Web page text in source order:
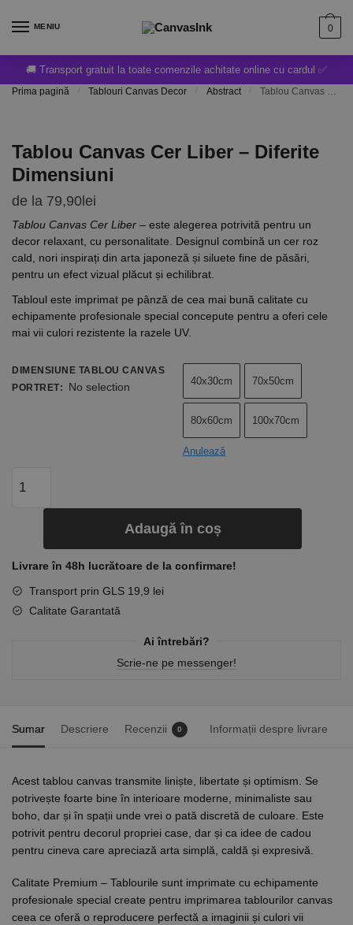
MENIU 0
🚚 Transport gratuit la toate comenzile achitate online cu cardul ✅
Prima pagină / Tablouri Canvas Decor / Abstract / Tablou Canvas Cer Liber – Diferite Dimensiuni
Tablou Canvas Cer Liber – Diferite
Dimensiuni
de la 79,90lei
Tablou Canvas Cer Liber – este alegerea potrivită pentru un
decor relaxant, cu personalitate. Designul combină un cer roz
cald, nori inspirați din arta japoneză și siluete fine de păsări,
pentru un efect vizual plăcut și echilibrat.
Tabloul este imprimat pe pânză de cea mai bună calitate cu
echipamente profesionale special concepute pentru a oferi cele
mai vii culori rezistente la razele UV.
DIMENSIUNE TABLOU CANVAS
PORTRET: No selection 40x30cm 70x50cm
80x60cm 100x70cm
Anulează
Adaugă în coș
Livrare în 48h lucrătoare de la confirmare!
Transport prin GLS 19,9 lei
Calitate Garantată
Ai întrebări?
Scrie-ne pe messenger!
Sumar Descriere Recenzii 0 Informații despre livrare
Acest tablou canvas transmite liniște, libertate și optimism. Se
potrivește foarte bine în interioare moderne, minimaliste sau
boho, dar și în spații unde vrei o pată discretă de culoare. Este
potrivit pentru decorul propriei case, dar și ca idee de cadou
pentru cineva care apreciază arta simplă, caldă și expresivă.
Calitate Premium – Tablourile sunt imprimate cu echipamente
profesionale special create pentru imprimarea tablourilor canvas
ceea ce oferă o reproducere perfectă a imaginii și culori vii